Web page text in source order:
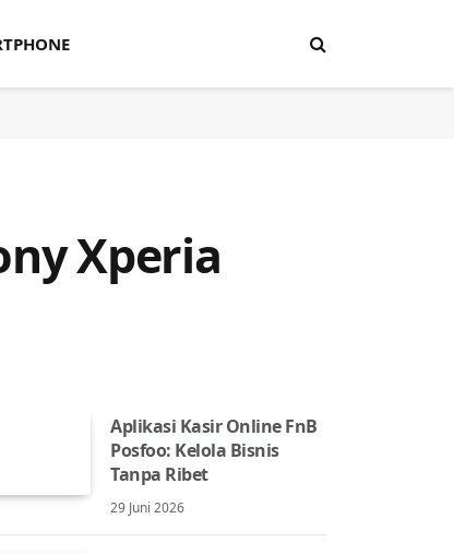
Xperia
Aplikasi Kasir Online FnB
Posfoo: Kelola Bisnis
Tanpa Ribet
29 Juni 2026